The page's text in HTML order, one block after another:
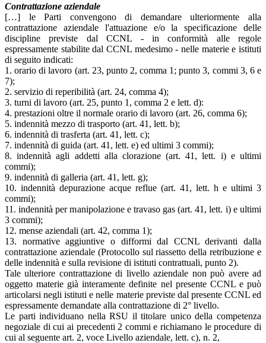
Contrattazione aziendale
[…] le Parti convengono di demandare ulteriormente alla
contrattazione aziendale l'attuazione e/o la specificazione delle
discipline previste dal CCNL - in conformità alle regole
espressamente stabilite dal CCNL medesimo - nelle materie e istituti
di seguito indicati:
1. orario di lavoro (art. 23, punto 2, comma 1; punto 3, commi 3, 6 e
7);
2. servizio di reperibilità (art. 24, comma 4);
3. turni di lavoro (art. 25, punto 1, comma 2 e lett. d):
4. prestazioni oltre il normale orario di lavoro (art. 26, comma 6);
5. indennità mezzo di trasporto (art. 41, lett. b);
6. indennità di trasferta (art. 41, lett. c);
7. indennità di guida (art. 41, lett. e) ed ultimi 3 commi);
8. indennità agli addetti alla clorazione (art. 41, lett. i) e ultimi
commi);
9. indennità di galleria (art. 41, lett. g);
10. indennità depurazione acque reflue (art. 41, lett. h e ultimi 3
commi);
11. indennità per manipolazione e travaso gas (art. 41, lett. i) e ultimi
3 commi);
12. mense aziendali (art. 42, comma 1);
13. normative aggiuntive o difformi dal CCNL derivanti dalla
contrattazione aziendale (Protocollo sul riassetto della retribuzione e
delle indennità e sulla revisione di istituti contrattuali, punto 2).
Tale ulteriore contrattazione di livello aziendale non può avere ad
oggetto materie già interamente definite nel presente CCNL e può
articolarsi negli istituti e nelle materie previste dal presente CCNL ed
espressamente demandate alla contrattazione di 2° livello.
Le parti individuano nella RSU il titolare unico della competenza
negoziale di cui ai precedenti 2 commi e richiamano le procedure di
cui al seguente art. 2, voce Livello aziendale, lett. c), n. 2,